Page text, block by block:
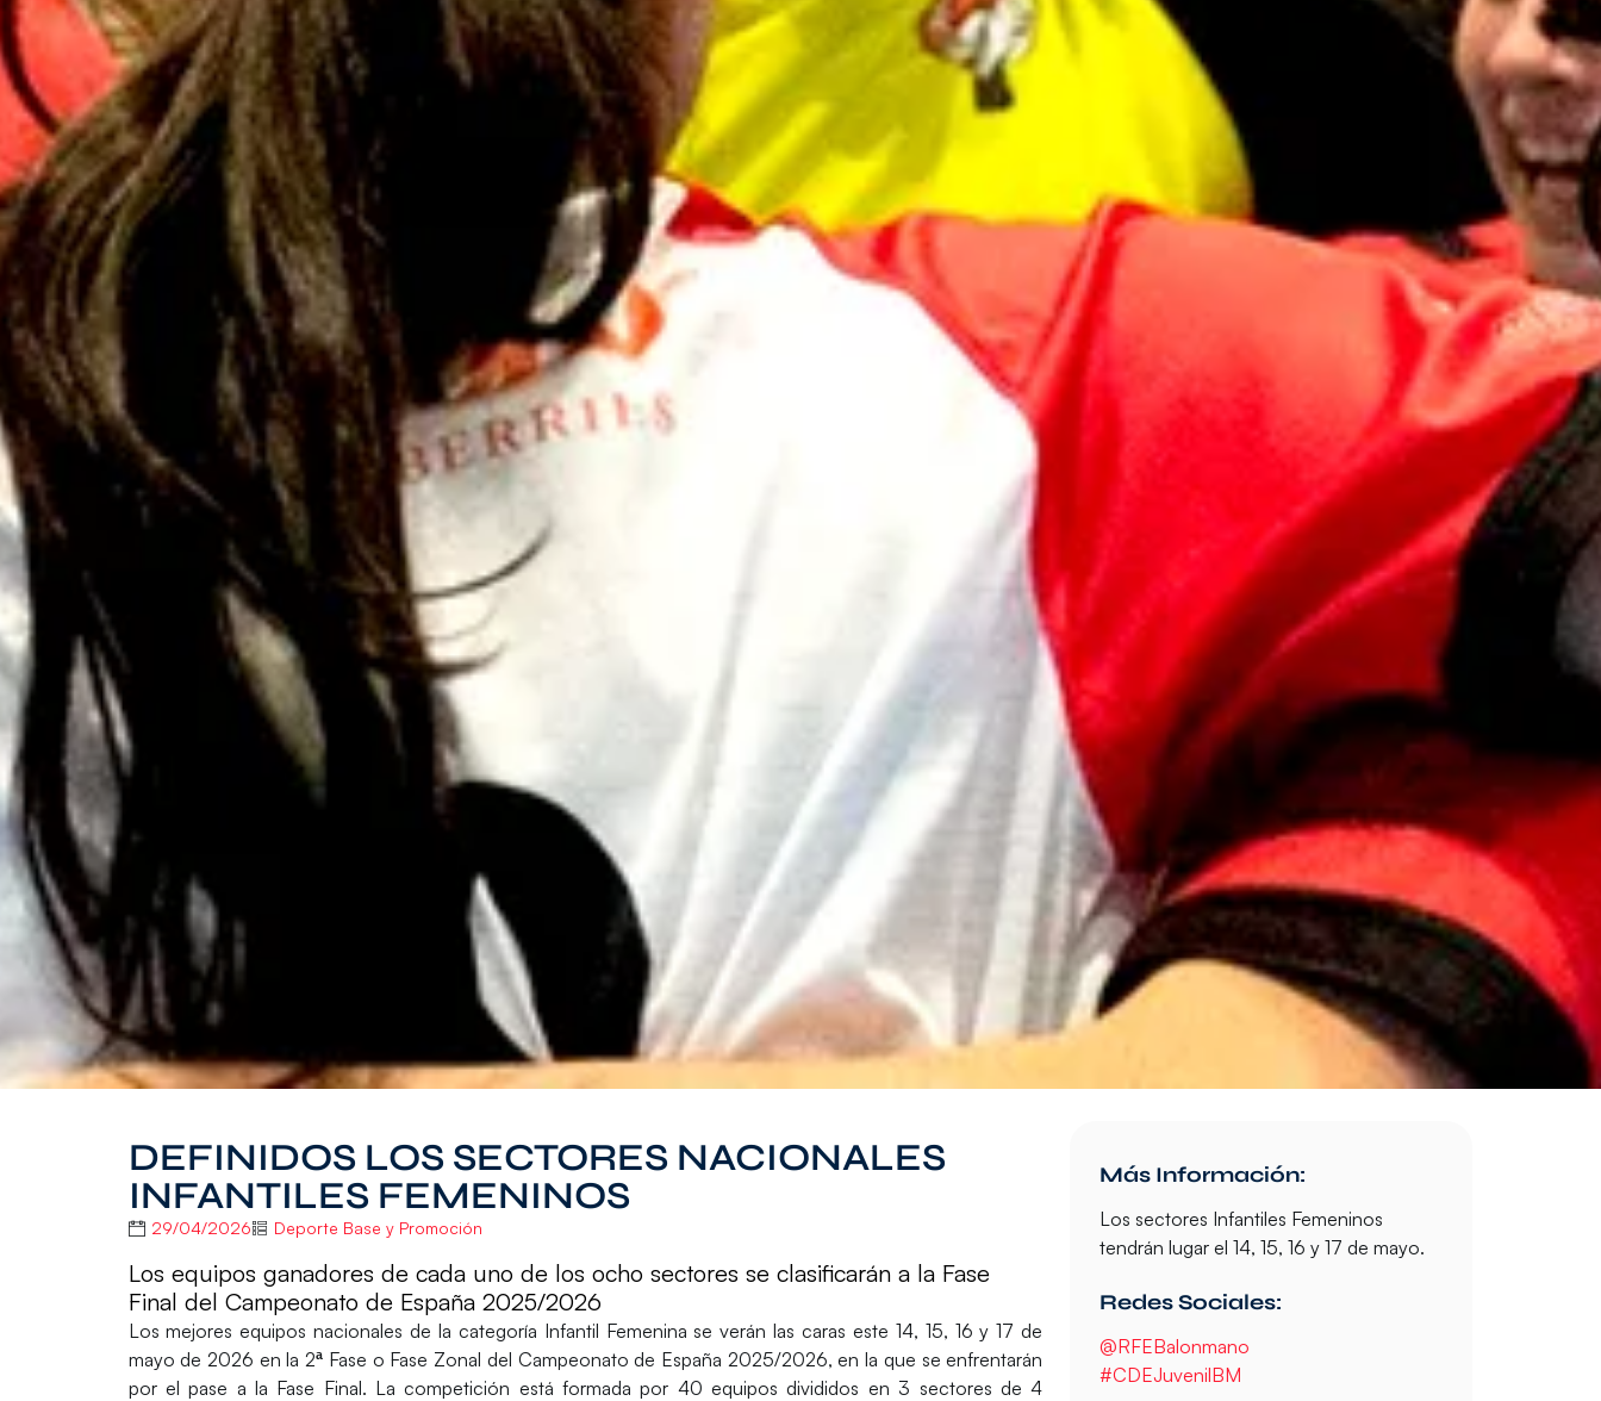
DEFINIDOS LOS SECTORES NACIONALES
INFANTILES FEMENINOS
29/04/2026 Deporte Base y Promoción
Los equipos ganadores de cada uno de los ocho sectores se clasificarán a la Fase
Final del Campeonato de España 2025/2026
Losmejores equipos nacionales de la categoría Infantil Femenina se verán las caras este 14, 15, 16 y 17 de
mayo de 2026 en la 2ª Fase o Fase Zonal del Campeonato de España 2025/2026, en la que se enfrentarán
por el pase a la Fase Final. La competición está formada por 40 equipos divididos en 3 sectores de 4
Más Información:
Los sectores Infantiles Femeninos
tendrán lugar el 14, 15, 16 y 17 de mayo.
Redes Sociales:
@RFEBalonmano
#CDEJuvenilBM